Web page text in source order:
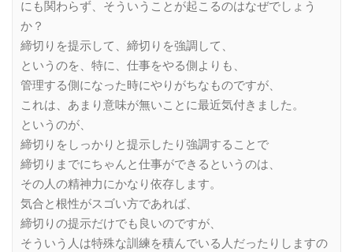
にも関わらず、そういうことが起こるのはなぜでしょう
か？
締切りを提示して、締切りを強調して、
というのを、特に、仕事をやる側よりも、
管理する側になった時にやりがちなものですが、
これは、あまり意味が無いことに最近気付きました。
というのが、
締切りをしっかりと提示したり強調することで
締切りまでにちゃんと仕事ができるというのは、
その人の精神力にかなり依存します。
気合と根性がスゴい方であれば、
締切りの提示だけでも良いのですが、
そういう人は特殊な訓練を積んでいる人だったりしますの